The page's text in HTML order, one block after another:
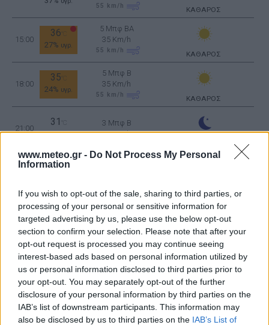
www.meteo.gr - Do Not Process My Personal
Information
If you wish to opt-out of the sale, sharing to third parties, or
processing of your personal or sensitive information for
targeted advertising by us, please use the below opt-out
section to confirm your selection. Please note that after your
opt-out request is processed you may continue seeing
interest-based ads based on personal information utilized by
us or personal information disclosed to third parties prior to
your opt-out. You may separately opt-out of the further
disclosure of your personal information by third parties on the
IAB’s list of downstream participants. This information may
also be disclosed by us to third parties on the IAB’s List of
55 km/h ΚΑΘΑΡΟΣ
15:00
36
27% υγρ.
5 Μπφ BA
35 Km/h
55 km/h ΚΑΘΑΡΟΣ
18:00
35
24% υγρ.
5 Μπφ B
35 Km/h
55 km/h ΚΑΘΑΡΟΣ
21:00
31
28%υγρ.
3 Μπφ B
16 Km/h
ΤΡΙΤΗ11 ΑΥΓΟΥΣΤΟΥ
00:00
27 °C
3 Μπφ Δ
ΚΑΘΑΡΟΣ
03:00
36%υγρ.
3 Μπφ ΒΔ
16 Km/h
ΚΑΘΑΡΟΣ
24°C
39%υγρ.
3 Μπφ ΒΔ
16 Km/h
ΚΑΘΑΡΟΣ